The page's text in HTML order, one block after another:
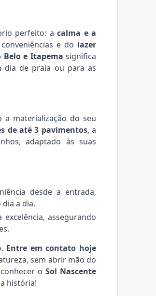
perfeito: acalma e a
e do lazer
Belo e Itapema significa
dia de praia ou para as
a materialização do seu
de até 3 pavimentos, a
adaptado às suas
desde a entrada,
a dia.
assegurando
Entre em contato hoje
sem abrir mão do
conhecer oSol Nascente
história!